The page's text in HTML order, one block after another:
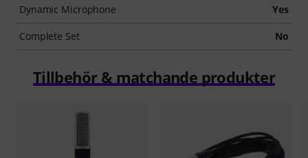
Dynamic Microphone Yes
Complete Set No
Tillbehör & matchande produkter